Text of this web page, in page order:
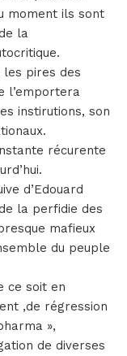
moment ils sont
la
les pires des
l’emportera
instirutions, son
récurente
d’Edouard
la perfidie des
mafieux
du peuple
ce soit en
,de régression
»,
de diverses